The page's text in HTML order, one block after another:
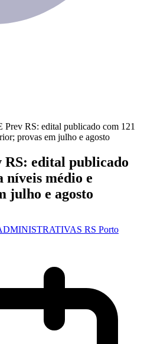
Prev RS: edital publicado com 121
provas em julho e agosto
RS: edital publicado
níveis médio e
julho e agosto
RS Porto